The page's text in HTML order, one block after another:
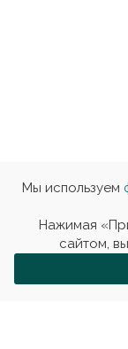
Мы используем
Нажимая
сайтом,